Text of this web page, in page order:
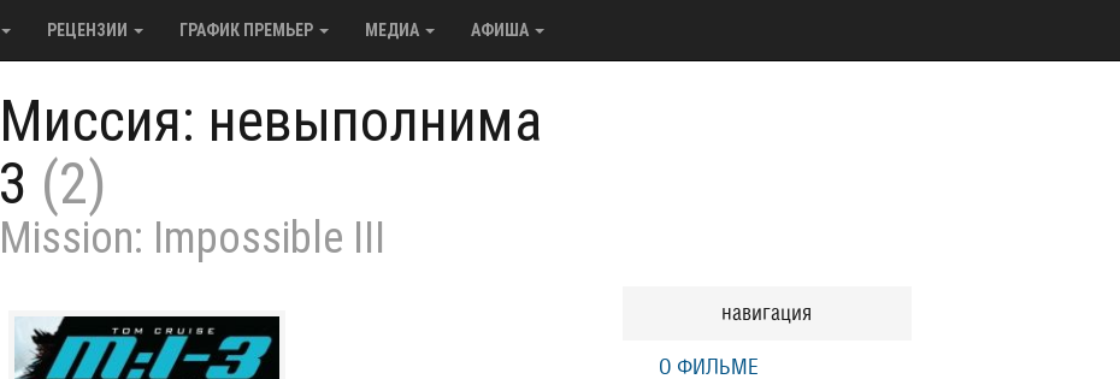
РЕЦЕНЗИИ ГРАФИК ПРЕМЬЕР МЕДИА АФИША
Миссия: невыполнима
3 (2)
Mission: Impossible III
навигация
О ФИЛЬМЕ